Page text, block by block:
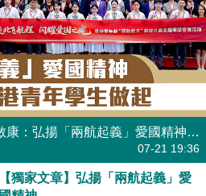
【短片】【有聲專欄】顧敏康：弘揚「兩航起義」愛國精神 從香港青年學生做起
07-21 19:36
【獨家文章】弘揚「兩航起義」愛